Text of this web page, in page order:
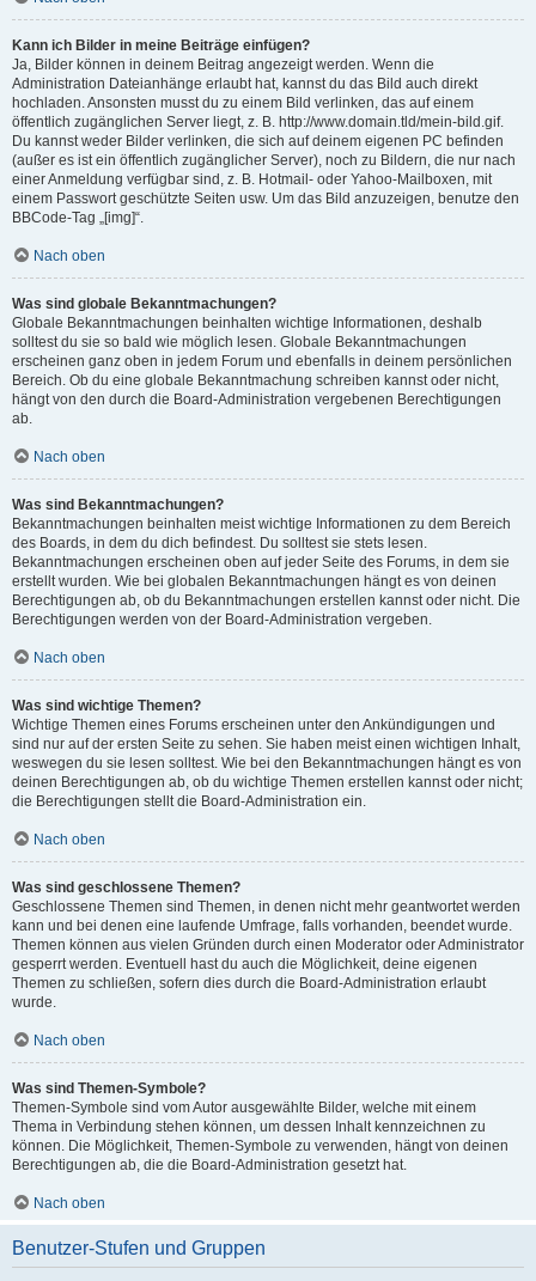
Kann ich Bilder in meine Beiträge einfügen?
Ja, Bilder können in deinem Beitrag angezeigt werden. Wenn die
Administration Dateianhänge erlaubt hat, kannst du das Bild auch direkt
hochladen. Ansonsten musst du zu einem Bild verlinken, das auf einem
öffentlich zugänglichen Server liegt, z. B. http://www.domain.tld/mein-bild.gif.
Du kannst weder Bilder verlinken, die sich auf deinem eigenen PC befinden
(außer es ist ein öffentlich zugänglicher Server), noch zu Bildern, die nur nach
einer Anmeldung verfügbar sind, z. B. Hotmail- oder Yahoo-Mailboxen, mit
einem Passwort geschützte Seiten usw. Um das Bild anzuzeigen, benutze den
BBCode-Tag „[img]“.
Nach oben
Was sind globale Bekanntmachungen?
Globale Bekanntmachungen beinhalten wichtige Informationen, deshalb
solltest du sie so bald wie möglich lesen. Globale Bekanntmachungen
erscheinen ganz oben in jedem Forum und ebenfalls in deinem persönlichen
Bereich. Ob du eine globale Bekanntmachung schreiben kannst oder nicht,
hängt von den durch die Board-Administration vergebenen Berechtigungen
ab.
Nach oben
Was sind Bekanntmachungen?
Bekanntmachungen beinhalten meist wichtige Informationen zu dem Bereich
des Boards, in dem du dich befindest. Du solltest sie stets lesen.
Bekanntmachungen erscheinen oben auf jeder Seite des Forums, in dem sie
erstellt wurden. Wie bei globalen Bekanntmachungen hängt es von deinen
Berechtigungen ab, ob du Bekanntmachungen erstellen kannst oder nicht. Die
Berechtigungen werden von der Board-Administration vergeben.
Nach oben
Was sind wichtige Themen?
Wichtige Themen eines Forums erscheinen unter den Ankündigungen und
sind nur auf der ersten Seite zu sehen. Sie haben meist einen wichtigen Inhalt,
weswegen du sie lesen solltest. Wie bei den Bekanntmachungen hängt es von
deinen Berechtigungen ab, ob du wichtige Themen erstellen kannst oder nicht;
die Berechtigungen stellt die Board-Administration ein.
Nach oben
Was sind geschlossene Themen?
Geschlossene Themen sind Themen, in denen nicht mehr geantwortet werden
kann und bei denen eine laufende Umfrage, falls vorhanden, beendet wurde.
Themen können aus vielen Gründen durch einen Moderator oder Administrator
gesperrt werden. Eventuell hast du auch die Möglichkeit, deine eigenen
Themen zu schließen, sofern dies durch die Board-Administration erlaubt
wurde.
Nach oben
Was sind Themen-Symbole?
Themen-Symbole sind vom Autor ausgewählte Bilder, welche mit einem
Thema in Verbindung stehen können, um dessen Inhalt kennzeichnen zu
können. Die Möglichkeit, Themen-Symbole zu verwenden, hängt von deinen
Berechtigungen ab, die die Board-Administration gesetzt hat.
Nach oben
Benutzer-Stufen und Gruppen